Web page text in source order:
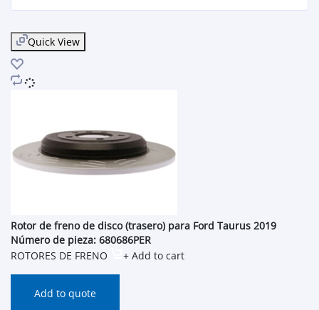
Quick View
Rotor de freno de disco (trasero) para Ford Taurus 2019
Número de pieza: 680686PER
ROTORES DE FRENO
+ Add to cart
Add to quote